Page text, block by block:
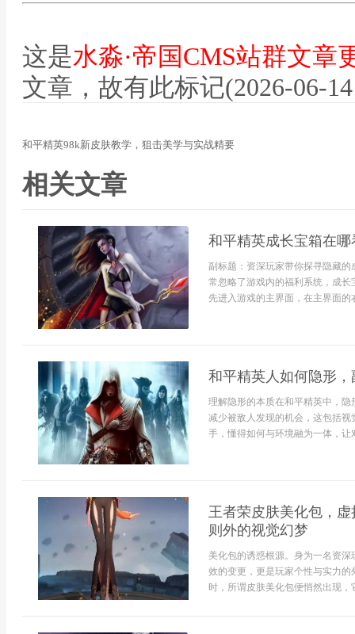
这是水淼·帝国CMS站群文章
文章，故有此标记(2026-06-
和平精英98k新皮肤教学，狙击美学与实战精要
相关文章
和平精英成长宝箱在
副标题：资深玩家带你探寻隐藏
常忽略了游戏内的福利系统，成
先进入游戏的主界面，在主界面的
和平精英人如何隐形
理解隐形的本质在和平精英中，
减少被敌人发现的机会，这包括
手，懂得如何与环境融为一体，让
王者荣皮肤美化包，
则外的视觉幻梦
美化包的诱惑根源。身为一名资
效的变更，更是玩家个性与实力
时，所谓皮肤美化包便悄然出现